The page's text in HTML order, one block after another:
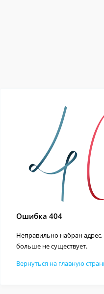
Ошибка 404
Неправильно набран
больше не существует.
Вернуться на главную